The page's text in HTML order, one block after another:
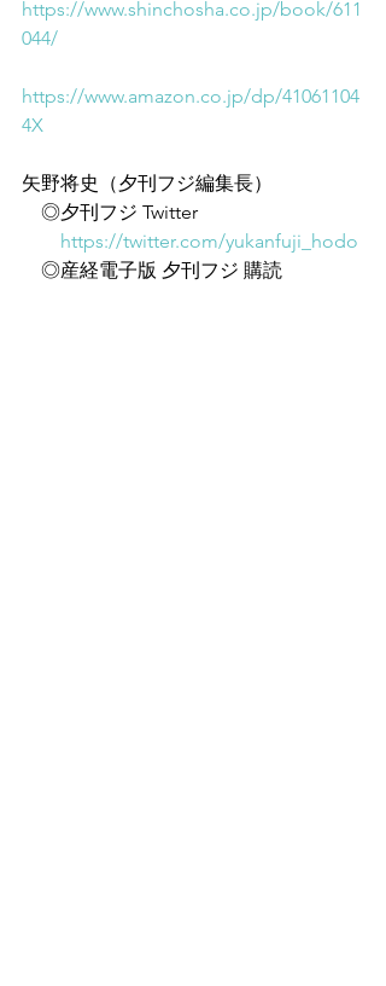
https://www.shinchosha.co.jp/book/611
044/
https://www.amazon.co.jp/dp/41061104
4X
矢野将史（夕刊フジ編集長）
◎夕刊フジ Twitter
https://twitter.com/yukanfuji_hodo
◎産経電子版 夕刊フジ 購読